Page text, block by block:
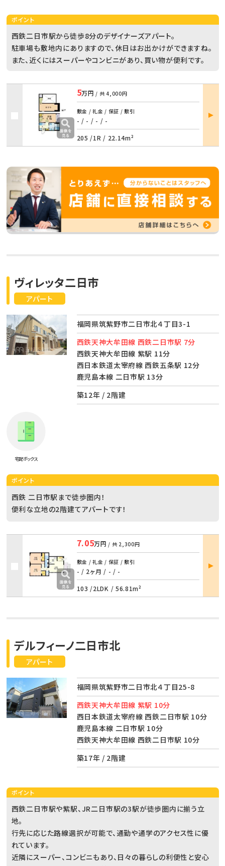
ポイント
西鉄二日市駅から徒歩8分のデザイナーズアパート。
駐車場も敷地内にありますので、休日はお出かけができますね。
また、近くにはスーパーやコンビニがあり、買い物が便利です。
5万円 / 共4,000円
敷金 / 礼金 / 保証 / 敷引
- / - / - / -
205 /1R / 22.14m²
部屋
詳細
アパート
ヴィレッタ二日市
福岡県筑紫野市二日市北４丁目3-1
西鉄天神大牟田線 西鉄二日市駅 7分
西鉄天神大牟田線 紫駅 11分
西日本鉄道太宰府線 西鉄五条駅 12分
鹿児島本線 二日市駅 13分
築12年 / 2階建
宅配ボックス
ポイント
西鉄 二日市駅まで徒歩圏内！
便利な立地の2階建てアパートです！
7.05万円 / 共 2,300円
敷金 / 礼金 / 保証 / 敷引
- / 2ヶ月 / - / -
103 /2LDK / 56.81m²
部屋
詳細
アパート
デルフィーノ二日市北
福岡県筑紫野市二日市北４丁目25-8
西鉄天神大牟田線 紫駅 10分
西日本鉄道太宰府線 西鉄二日市駅 10分
鹿児島本線 二日市駅 10分
西鉄天神大牟田線 西鉄二日市駅 10分
築17年 / 2階建
ポイント
西鉄二日市駅や紫駅、JR二日市駅の3駅が徒歩圏内に揃う立
地。
行先に応じた路線選択が可能で、通勤や通学のアクセス性に優
れています。
近隣にスーパー、コンビニもあり、日々の暮らしの利便性と安心